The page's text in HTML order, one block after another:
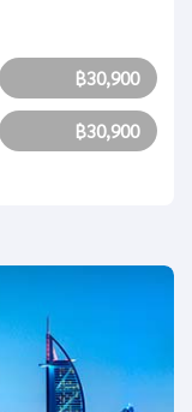
฿30,900
฿30,900